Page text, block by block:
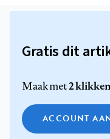
Gratis dit
Maak met2 klikken
ACCOUNT